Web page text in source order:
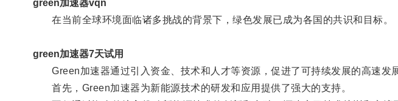
green加速器vqn
在当前全球环境面临诸多挑战的背景下，绿色发展已成为各国的共识和目标。
green加速器7天试用
Green加速器通过引入资金、技术和人才等资源，促进了可持续发展的高速发展
首先，Green加速器为新能源技术的研发和应用提供了强大的支持。